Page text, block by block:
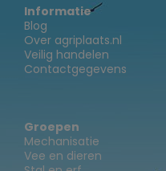
Informatie
Blog
Over agriplaats.nl
Veilig handelen
Contactgegevens
Groepen
Mechanisatie
Vee en dieren